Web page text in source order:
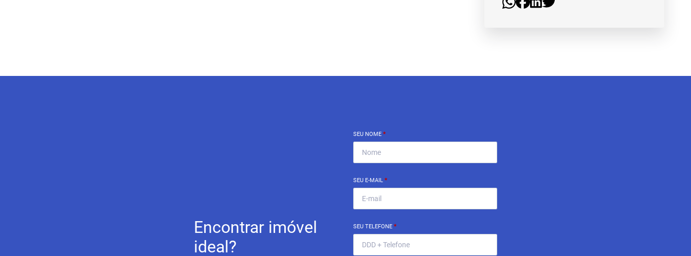
Encontrar imóvel
ideal?
SEU NOME *
SEU E-MAIL *
SEU TELEFONE *